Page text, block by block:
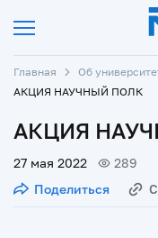
Главная Об
АКЦИЯ НАУЧНЫЙ ПОЛК
АКЦИЯ
27 мая 2022
289
Поделиться